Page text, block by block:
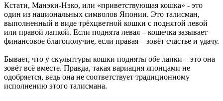
Кстати, Манэки-Нэко, или «приветствующая кошка» - это
один из национальных символов Японии. Это талисман,
выполненный в виде трёхцветной кошки с поднятой левой
или правой лапкой. Если поднята левая – кошечка зазывает
финансовое благополучие, если правая – зовёт счастье и удачу.
Бывает, что у скульптуры кошки подняты обе лапки – это она
зовёт всё вместе. Правда, такая вариация японцами не
одобряется, ведь она не соответствует традиционному
исполнению этого талисмана.